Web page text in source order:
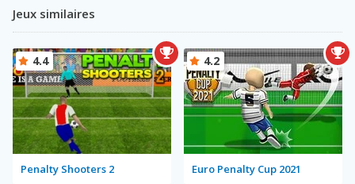
Jeux similaires
Penalty Shooters 2
4.4
Euro Penalty Cup 2021
4.2